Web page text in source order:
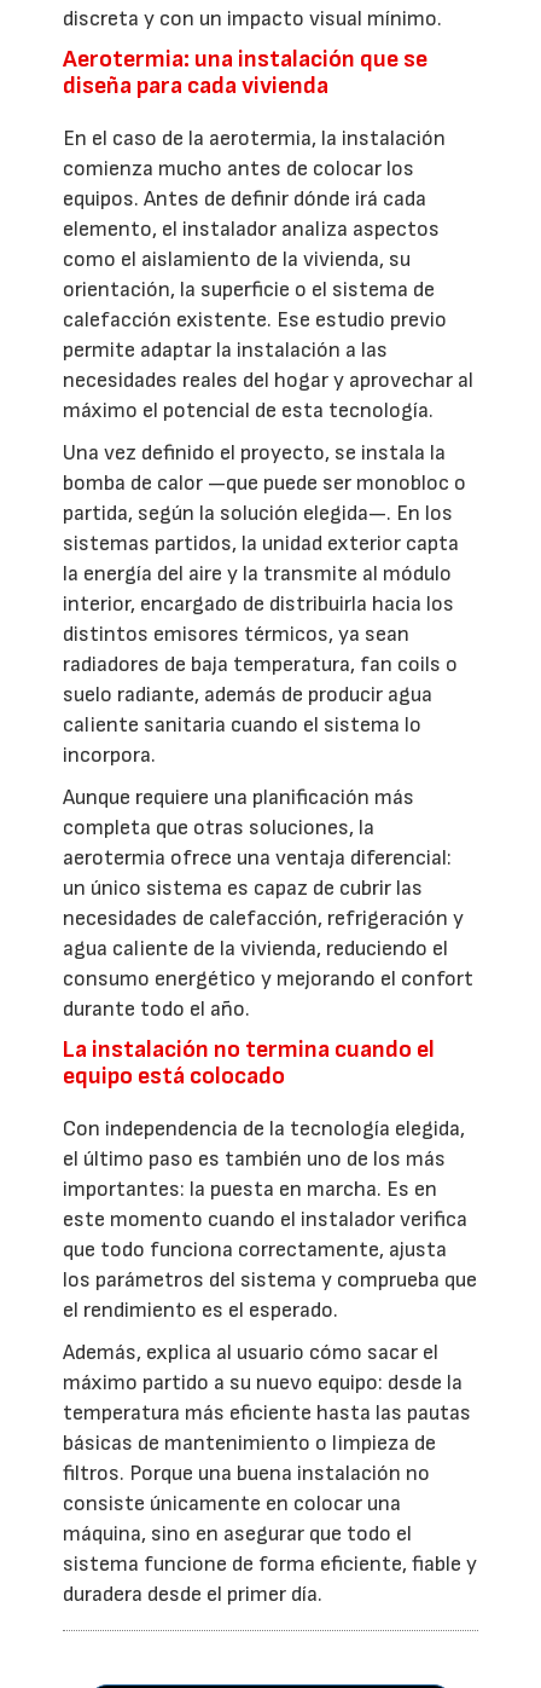
discreta y con un impacto visual mínimo.
Aerotermia: una instalación que se
diseña para cada vivienda
En el caso de la aerotermia, la instalación
comienza mucho antes de colocar los
equipos. Antes de definir dónde irá cada
elemento, el instalador analiza aspectos
como el aislamiento de la vivienda, su
orientación, la superficie o el sistema de
calefacción existente. Ese estudio previo
permite adaptar la instalación a las
necesidades reales del hogar y aprovechar al
máximo el potencial de esta tecnología.
Una vez definido el proyecto, se instala la
bomba de calor —que puede ser monobloc o
partida, según la solución elegida—. En los
sistemas partidos, la unidad exterior capta
la energía del aire y la transmite al módulo
interior, encargado de distribuirla hacia los
distintos emisores térmicos, ya sean
radiadores de baja temperatura, fan coils o
suelo radiante, además de producir agua
caliente sanitaria cuando el sistema lo
incorpora.
Aunque requiere una planificación más
completa que otras soluciones, la
aerotermia ofrece una ventaja diferencial:
un único sistema es capaz de cubrir las
necesidades de calefacción, refrigeración y
agua caliente de la vivienda, reduciendo el
consumo energético y mejorando el confort
durante todo el año.
La instalación no termina cuando el
equipo está colocado
Con independencia de la tecnología elegida,
el último paso es también uno de los más
importantes: la puesta en marcha. Es en
este momento cuando el instalador verifica
que todo funciona correctamente, ajusta
los parámetros del sistema y comprueba que
el rendimiento es el esperado.
Además, explica al usuario cómo sacar el
máximo partido a su nuevo equipo: desde la
temperatura más eficiente hasta las pautas
básicas de mantenimiento o limpieza de
filtros. Porque una buena instalación no
consiste únicamente en colocar una
máquina, sino en asegurar que todo el
sistema funcione de forma eficiente, fiable y
duradera desde el primer día.